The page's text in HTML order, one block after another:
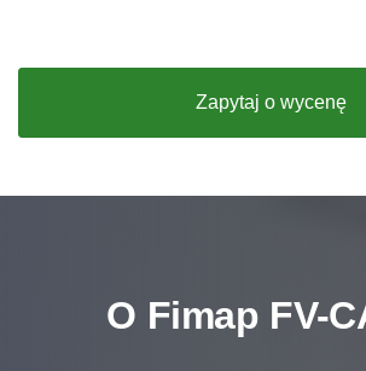
Zapytaj o wycenę
O Fimap FV-